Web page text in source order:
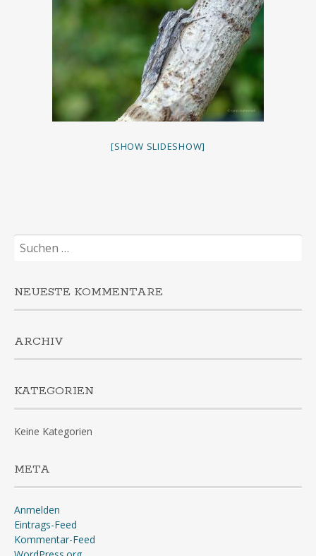
[SHOW SLIDESHOW]
Suchen
nach:
NEUESTE KOMMENTARE
ARCHIV
KATEGORIEN
Keine Kategorien
META
Anmelden
Eintrags-Feed
Kommentar-Feed